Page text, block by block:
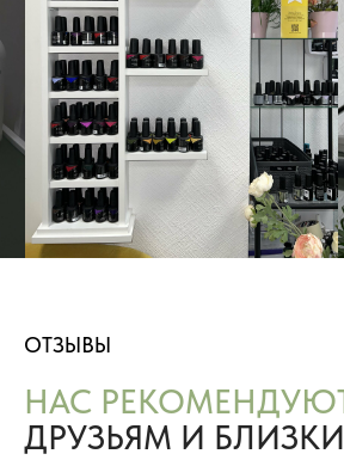
ОТЗЫВЫ
НАС
ДРУЗЬЯМ И